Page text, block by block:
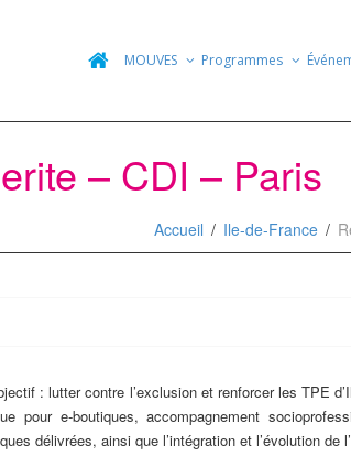
MOUVES Programmes
– CDI – Paris
Accueil Ile-de-France
: lutter contre l’exclusion et renforcer les TPE
pour e-boutiques, accompagnement
délivrées, ainsi que l’intégration et l’évolution de